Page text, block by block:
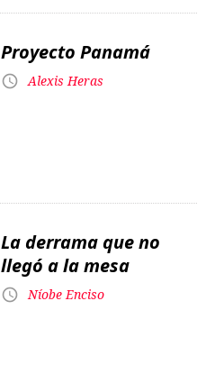
Proyecto Panamá
Alexis Heras
La derrama que no
llegó a la mesa
Níobe Enciso